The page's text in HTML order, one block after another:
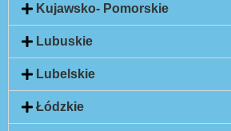
Kujawsko- Pomorskie
Lubuskie
Lubelskie
Łódzkie